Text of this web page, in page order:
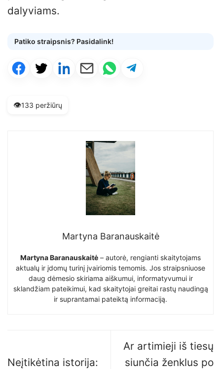
dalyviams.
Patiko straipsnis? Pasidalink!
👁️133 peržiūrų
Martyna Baranauskaitė
Martyna Baranauskaitė – autorė, rengianti skaitytojams
aktualų ir įdomų turinį įvairiomis temomis. Jos straipsniuose
daug dėmesio skiriama aiškumui, informatyvumui ir
sklandžiam pateikimui, kad skaitytojai greitai rastų naudingą
ir suprantamai pateiktą informaciją.
Neįtikėtina istorija:
Ar artimieji iš tiesų
siunčia ženklus po